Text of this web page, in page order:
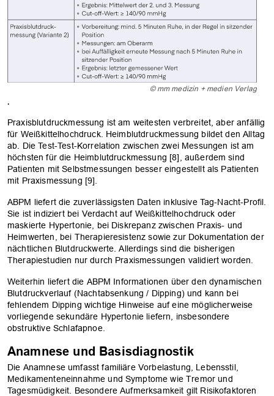
© mm medizin + medien Verlag
.
Praxisblutdruckmessung ist am weitesten verbreitet, aber anfällig
für Weißkittelhochdruck. Heimblutdruckmessung bildet den Alltag
ab. Die Test-Test-Korrelation zwischen zwei Messungen ist am
höchsten für die Heimblutdruckmessung [8], außerdem sind
Patienten mit Selbstmessungen besser eingestellt als Patienten
mit Praxismessung [9].
ABPM liefert die zuverlässigsten Daten inklusive Tag-Nacht-Profil.
Sie ist indiziert bei Verdacht auf Weißkittelhochdruck oder
maskierte Hypertonie, bei Diskrepanz zwischen Praxis- und
Heimwerten, bei Therapieresistenz sowie zur Dokumentation der
nächtlichen Blutdruckwerte. Allerdings sind die bisherigen
Therapiestudien nur durch Praxismessungen validiert worden.
Weiterhin liefert die ABPM Informationen über den dynamischen
Blutdruckverlauf (Nachtabsenkung / Dipping) und kann bei
fehlendem Dipping wichtige Hinweise auf eine möglicherweise
vorliegende sekundäre Hypertonie liefern, insbesondere
obstruktive Schlafapnoe.
Anamnese und Basisdiagnostik
Die Anamnese umfasst familiäre Vorbelastung, Lebensstil,
Medikamenteneinnahme und Symptome wie Tremor und
Tagesmüdigkeit. Besondere Aufmerksamkeit gilt Risikofaktoren